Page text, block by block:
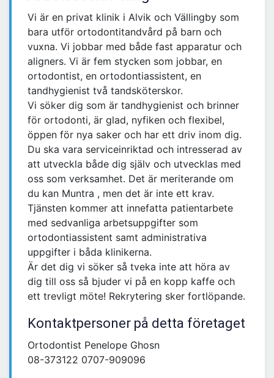
Vi är en privat klinik i Alvik och Vällingby som
bara utför ortodontitandvård på barn och
vuxna. Vi jobbar med både fast apparatur och
aligners. Vi är fem stycken som jobbar, en
ortodontist, en ortodontiassistent, en
tandhygienist två tandsköterskor.
Vi söker dig som är tandhygienist och brinner
för ortodonti, är glad, nyfiken och flexibel,
öppen för nya saker och har ett driv inom dig.
Du ska vara serviceinriktad och intresserad av
att utveckla både dig själv och utvecklas med
oss som verksamhet. Det är meriterande om
du kan Muntra , men det är inte ett krav.
Tjänsten kommer att innefatta patientarbete
med sedvanliga arbetsuppgifter som
ortodontiassistent samt administrativa
uppgifter i båda klinikerna.
Är det dig vi söker så tveka inte att höra av
dig till oss så bjuder vi på en kopp kaffe och
ett trevligt möte! Rekrytering sker fortlöpande.
Kontaktpersoner på detta företaget
Ortodontist Penelope Ghosn
08-373122 0707-909096